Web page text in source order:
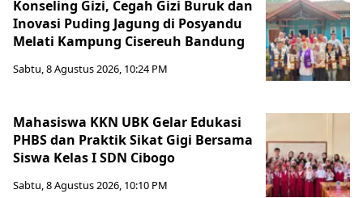
Konseling Gizi, Cegah Gizi Buruk dan
Inovasi Puding Jagung di Posyandu
Melati Kampung Cisereuh Bandung
Sabtu, 8 Agustus 2026, 10:24 PM
Mahasiswa KKN UBK Gelar Edukasi
PHBS dan Praktik Sikat Gigi Bersama
Siswa Kelas I SDN Cibogo
Sabtu, 8 Agustus 2026, 10:10 PM